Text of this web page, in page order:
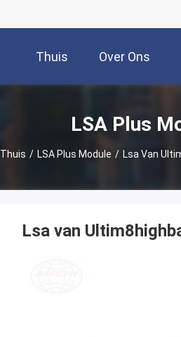
Thuis Over Ons
LSA Plus
Thuis / LSA Plus Module / Lsa Van
Lsa van